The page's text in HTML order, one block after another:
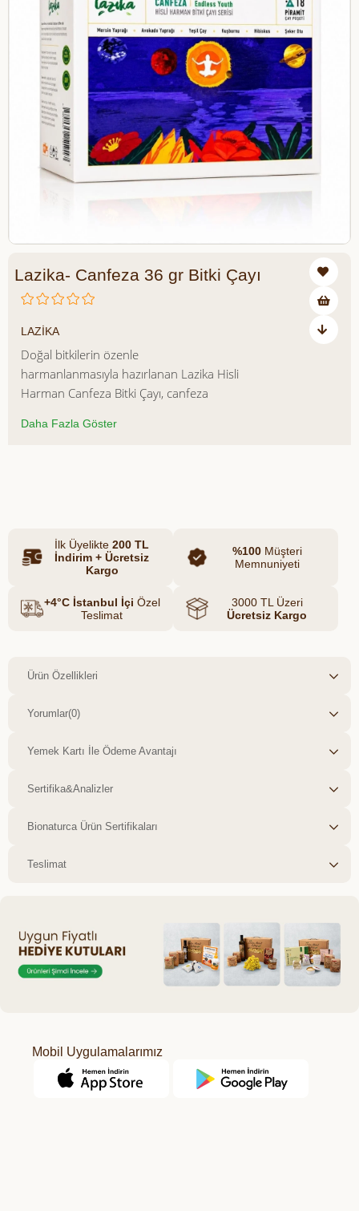
Lazika- Canfeza 36 gr Bitki Çayı
LAZİKA
Doğal bitkilerin özenle
harmanlanmasıyla hazırlanan Lazika Hisli
Harman Canfeza Bitki Çayı, canfeza
zenginleşen özel bir bitki çayıdır.
aromasıyla hazırlanan bu çay, sıcak bir
içecek eşliğinde kısa bir mola vermek
Dengeli bitki karışımı sayesinde her
fincanda doğadan gelen doğal ve hoş
Daha Fazla Göster
İlk Üyelikte 200 TL
İndirim + Ücretsiz
Kargo
%100Müşteri
Memnuniyeti
+4°C İstanbul İçi Özel
Teslimat
3000 TL Üzeri
Ücretsiz Kargo
Ürün Özellikleri
Yorumlar(0)
Yemek Kartı İle Ödeme Avantajı
Sertifika&Analizler
Bionaturca Ürün Sertifikaları
Teslimat
Mobil Uygulamalarımız